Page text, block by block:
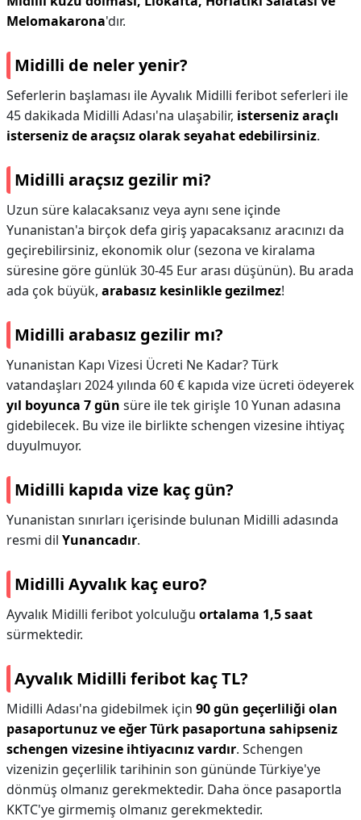
Melomakarona'dır.
Midilli de neler yenir?
Seferlerin başlaması ile Ayvalık Midilli feribot seferleri ile
45 dakikada Midilli Adası'na ulaşabilir, isterseniz araçlı
isterseniz de araçsız olarak seyahat edebilirsiniz.
Midilli araçsız gezilir mi?
Uzun süre kalacaksanız veya aynı sene içinde
Yunanistan'a birçok defa giriş yapacaksanız aracınızı da
geçirebilirsiniz, ekonomik olur (sezona ve kiralama
süresine göre günlük 30-45 Eur arası düşünün). Bu arada
ada çok büyük, arabasız kesinlikle gezilmez!
Midilli arabasız gezilir mı?
Yunanistan Kapı Vizesi Ücreti Ne Kadar? Türk
vatandaşları 2024 yılında 60 € kapıda vize ücreti ödeyerek
yıl boyunca 7 gün süre ile tek girişle 10 Yunan adasına
gidebilecek. Bu vize ile birlikte schengen vizesine ihtiyaç
duyulmuyor.
Midilli kapıda vize kaç gün?
Yunanistan sınırları içerisinde bulunan Midilli adasında
resmi dil Yunancadır.
Midilli Ayvalık kaç euro?
Ayvalık Midilli feribot yolculuğu ortalama 1,5 saat
sürmektedir.
Ayvalık Midilli feribot kaç TL?
Midilli Adası'na gidebilmek için 90 gün geçerliliği olan
pasaportunuz ve eğer Türk pasaportuna sahipseniz
schengen vizesine ihtiyacınız vardır. Schengen
vizenizin geçerlilik tarihinin son gününde Türkiye'ye
dönmüş olmanız gerekmektedir. Daha önce pasaportla
KKTC'ye girmemiş olmanız gerekmektedir.